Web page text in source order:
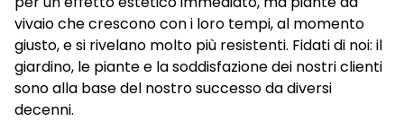
vivaio che crescono con i loro tempi, al momento
giusto, e si rivelano molto più resistenti. Fidati di noi: il
giardino, le piante e la soddisfazione dei nostri clienti
sono alla base del nostro successo da diversi
decenni.